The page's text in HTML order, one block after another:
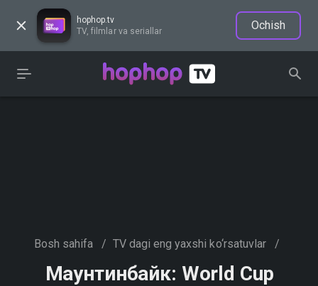
hophop.tv
TV, filmlar va seriallar
Ochish
Bosh sahifa / TV dagi eng yaxshi ko‘rsatuvlar /
Маунтинбайк: World Cup